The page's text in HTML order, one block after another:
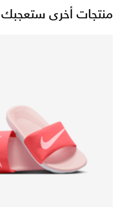
منتجات أخرى ستعجبك